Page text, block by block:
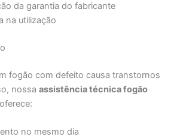
da garantia do fabricante
na utilização
fogão com defeito causa transtornos
nossaassistência técnica fogão
oferece:
no mesmo dia